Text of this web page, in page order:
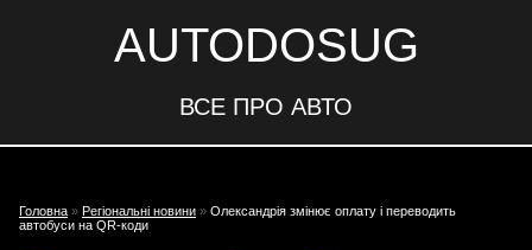
AUTODOSUG
ВСЕ ПРО АВТО
Головна » Регіональні новини » Олександрія змінює оплату і переводить
автобуси на QR-коди